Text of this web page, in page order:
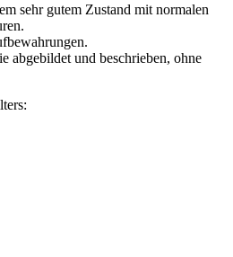
sehr gutem Zustand mit normalen
abgebildet und beschrieben, ohne